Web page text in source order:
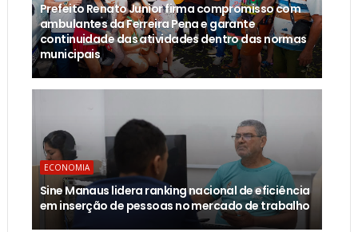
Prefeito Renato Junior firma compromisso com
ambulantes da Ferreira Pena e garante
continuidade das atividades dentro das normas
municipais
ECONOMIA
Sine Manaus lidera ranking nacional de eficiência
em inserção de pessoas no mercado de trabalho